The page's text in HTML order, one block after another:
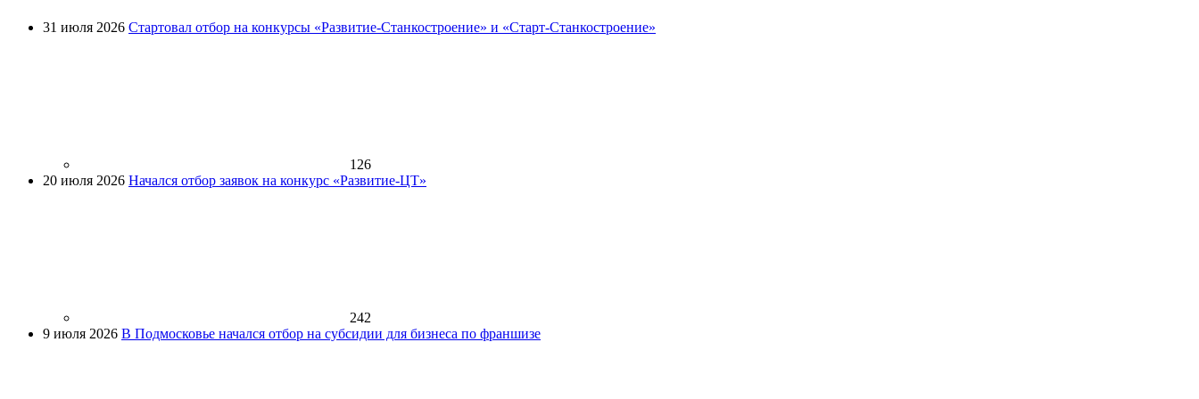
31 июля 2026 Стартовал отбор на конкурсы «Развитие-Станкостроение» и «Старт-Станкостроение»
126
20 июля 2026 Начался отбор заявок на конкурс «Развитие-ЦТ»
242
9 июля 2026 В Подмосковье начался отбор на субсидии для бизнеса по франшизе